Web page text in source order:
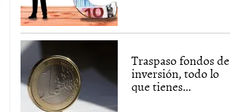
Traspaso fondos de
inversión, todo lo
que tienes...